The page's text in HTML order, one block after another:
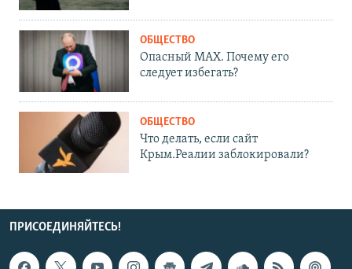
ОБЩЕСТВО
Опасный MAX. Почему его
следует избегать?
ОБЩЕСТВО
Что делать, если сайт
Крым.Реалии заблокировали?
ПРИСОЕДИНЯЙТЕСЬ!